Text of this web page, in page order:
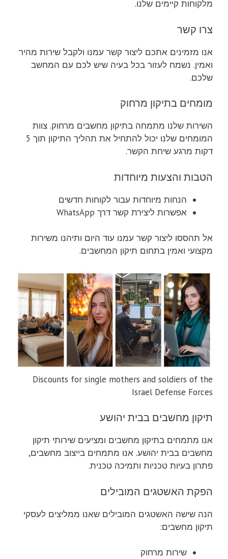
מלקוחות קיימים שלנו.
צרו קשר
אנו מזמינים אתכם ליצור קשר עמנו ולקבל שירות מהיר
ואמין. נשמח לעזור בכל בעיה שיש לכם עם המחשב
שלכם.
מומחים בתיקון מרחוק
השירות שלנו מתמחה בתיקון מחשבים מרחוק. צוות
המומחים שלנו יכול להתחיל את תהליך התיקון תוך 5
דקות מרגע שיחת הקשר.
הטבות והצעות מיוחדות
הנחות מיוחדות עבור לקוחות חדשים
אפשרות ליצירת קשר דרך WhatsApp
אל תהססו ליצור קשר עמנו עוד היום ותיהנו משירות
מקצועי ואמין בתחום תיקון המחשבים.
Discounts for single mothers and soldiers of the
Israel Defense Forces
תיקון מחשבים בבית יהושע
אנו מתמחים בתיקון מחשבים ומציעים שירותי תיקון
מחשבים בבית יהושע. אנו מתמחים בייצוב מחשבים,
פתרון בעיות טכניות ותמיכה טכנית.
הפקת האשטגים המובילים
הנה שישה האשטגים המובילים שאנו ממליצים לעסקי
תיקון מחשבים:
שירות מרחוק